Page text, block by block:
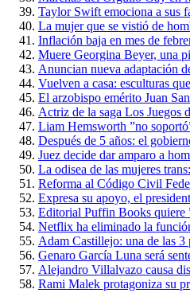
Taylor Swift emociona a sus
La mujer que se vistió de
Inflación baja en mes de
Muere Georgina Beyer, una
Anuncian nueva adaptación
Vuelven a casa: esculturas
El arzobispo emérito Juan
Actriz de la saga Los Juegos
Liam Hemsworth ”no
Después de 5 años: el
Juez decide dar amparo a
La odisea de las mujeres
Reforma al Código Civil
Expresa su apoyo, el
Editorial Puffin Books quiere
Netflix ha eliminado la
Adam Castillejo: una de las 3
Genaro García Luna será
Alejandro Villalvazo causa
Rami Malek protagoniza su